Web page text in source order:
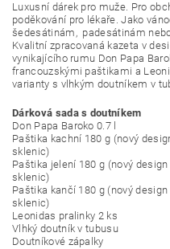
Luxusní dárek pro muže. Pro
poděkování pro lékaře. Jako
šedesátinám, padesátinám
Kvalitní zpracovaná kazeta v
vynikajícího rumu Don Papa
francouzskými paštikami a
varianty s vlhkým doutníkem v
Dárková sada s doutníkem
Don Papa Baroko 0.7 l
Paštika kachní 180 g (nový
sklenic)
Paštika jelení 180 g (nový
sklenic)
Paštika kančí 180 g (nový
sklenic)
Leonidas pralinky 2 ks
Vlhký doutník v tubusu
Doutníkové zápalky